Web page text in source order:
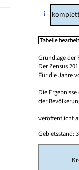
Grundlage der
Der Zensus
Für die Jahre
Die
der
veröffentlicht
Gebietsstand: